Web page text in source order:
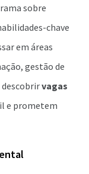
sobre
chave
em áreas
gestão de
vagas
e prometem